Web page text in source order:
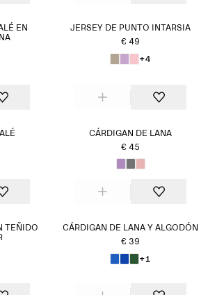
EN
JERSEY DE PUNTO INTARSIA
€ 49
+4
CÁRDIGAN DE LANA
€ 45
TEÑIDO
CÁRDIGAN DE LANA Y ALGODÓN
€ 39
+1